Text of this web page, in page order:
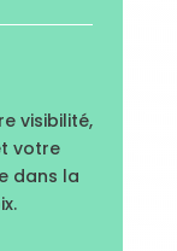
visibilité,
votre
dans la